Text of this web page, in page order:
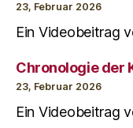
23, Februar 2026
Ein Videobeitrag
Chronologie der
23, Februar 2026
Ein Videobeitrag